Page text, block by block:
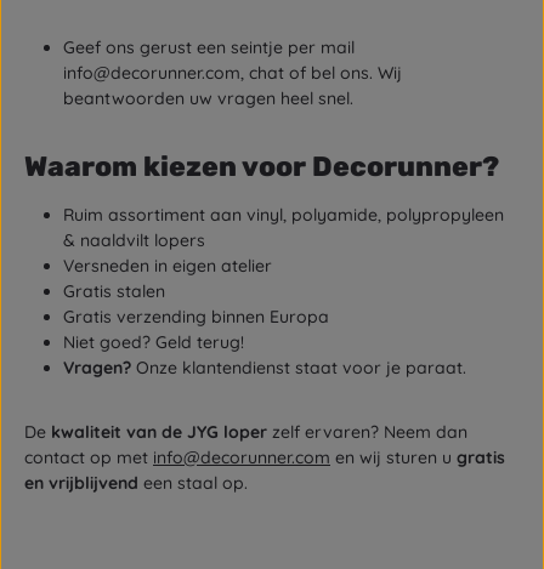
Geef ons gerust een seintje per mail
info@decorunner.com, chat of bel ons. Wij
beantwoorden uw vragen heel snel.
Waarom kiezen voor Decorunner?
Ruim assortiment aan vinyl, polyamide, polypropyleen
& naaldvilt lopers
Versneden in eigen atelier
Gratis stalen
Gratis verzending binnen Europa
Niet goed? Geld terug!
Vragen? Onze klantendienst staat voor je paraat.
De kwaliteit van de JYG loper zelf ervaren? Neem dan
contact op met info@decorunner.com en wij sturen u gratis
en vrijblijvend een staal op.